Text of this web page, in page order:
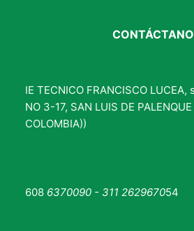
IE TECNICO FRANCISCO
NO 3-17, SAN LUIS DE
COLOMBIA))
608 6370090 - 311 262967054